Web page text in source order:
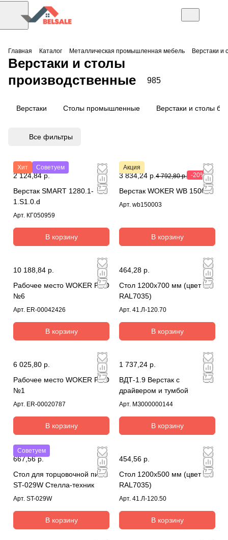
Главная Каталог Металлическая промышленная мебель Верстаки и
Верстаки и столы
производственные
985
Верстаки Столы промышленные Верстаки и столы
Все фильтры
Хит Советуем
2 124,84 р.
Верстак SMART 1280.1-
1.S1.0.d
Арт. КГ050959
В корзину
Акция
3 834,24 р. 4 792,80 р. -20%
Верстак WOKER WB 1500/3
Арт. wb150003
В корзину
10 188,84 р.
Рабочее место WOKER PRO
№6
Арт. ER-00042426
В корзину
464,28 р.
Стол 1200х700 мм (цвет
RAL7035)
Арт. 41.Л-120.70
В корзину
6 025,80 р.
Рабочее место WOKER PRO
№1
Арт. ER-00020787
В корзину
1 737,24 р.
ВДТ-1.9 Верстак с
драйвером и тумбой
Арт. МЗ000000144
В корзину
Советуем
667,56 р.
Стол для торцовочной пилы
ST-029W Стелла-техник
Арт. ST-029W
В корзину
454,56 р.
Стол 1200х500 мм (цвет
RAL7035)
Арт. 41.Л-120.50
В корзину